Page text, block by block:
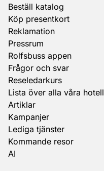
Beställ katalog
Köp presentkort
Reklamation
Pressrum
Rolfsbuss appen
Frågor och svar
Reseledarkurs
Lista över alla våra hotell
Artiklar
Kampanjer
Lediga tjänster
Kommande resor
AI